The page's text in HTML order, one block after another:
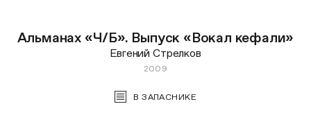
Альманах «Ч/Б». Выпуск «Вокал кефали»
Евгений Стрелков
2009
В ЗАПАСНИКЕ